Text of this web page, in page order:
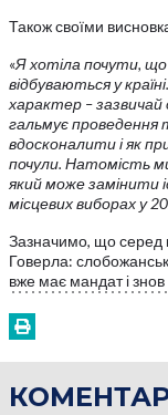
Також своїми
«Я хотіла почути,
відбуваються у
характер –
гальмує
вдосконалити і як
почули. Натомість
який може замінити
місцевих виборах у
Зазначимо, що серед
Говерла:
вже має мандат і